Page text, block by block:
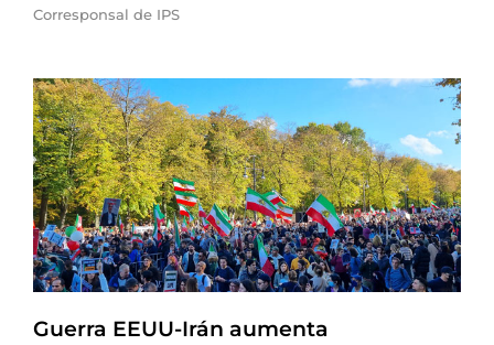
Corresponsal de IPS
Guerra EEUU-Irán aumenta